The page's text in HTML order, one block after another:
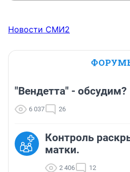
Новости СМИ2
"Вендетта" - обсудим?
6 037 26
Контроль
матки.
2 406 12